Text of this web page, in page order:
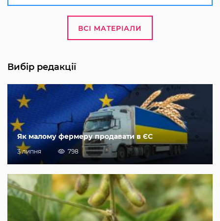
ВСІ МАТЕРІАЛИ
Вибір редакції
Як малому фермеру продавати в ЄС
3 липня 798